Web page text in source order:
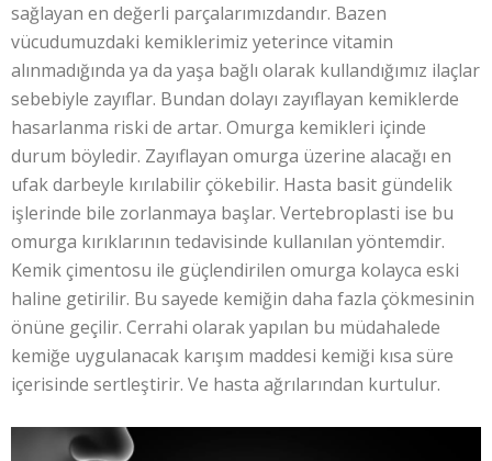
sağlayan en değerli parçalarımızdandır. Bazen
vücudumuzdaki kemiklerimiz yeterince vitamin
alınmadığında ya da yaşa bağlı olarak kullandığımız ilaçlar
sebebiyle zayıflar. Bundan dolayı zayıflayan kemiklerde
hasarlanma riski de artar. Omurga kemikleri içinde
durum böyledir. Zayıflayan omurga üzerine alacağı en
ufak darbeyle kırılabilir çökebilir. Hasta basit gündelik
işlerinde bile zorlanmaya başlar. Vertebroplasti ise bu
omurga kırıklarının tedavisinde kullanılan yöntemdir.
Kemik çimentosu ile güçlendirilen omurga kolayca eski
haline getirilir. Bu sayede kemiğin daha fazla çökmesinin
önüne geçilir. Cerrahi olarak yapılan bu müdahalede
kemiğe uygulanacak karışım maddesi kemiği kısa süre
içerisinde sertleştirir. Ve hasta ağrılarından kurtulur.